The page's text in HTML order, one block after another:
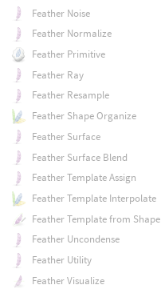
Feather Noise
Feather Normalize
Feather Primitive
Feather Ray
Feather Resample
Feather Shape Organize
Feather Surface
Feather Surface Blend
Feather Template Assign
Feather Template Interpolate
Feather Template from Shape
Feather Uncondense
Feather Utility
Feather Visualize